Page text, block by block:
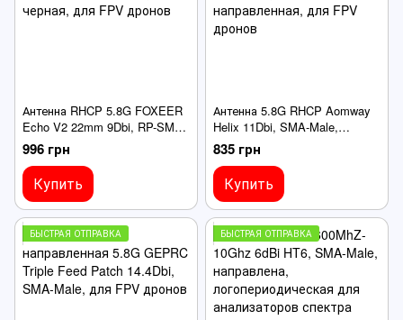
Антенна RHCP 5.8G FOXEER
Echo V2 22mm 9Dbi, RP-SMA-
Male прямой, черная, для
FPV дронов
996 грн
Купить
Антенна 5.8G RHCP Aomway
Helix 11Dbi, SMA-Male,
спирально направленная,
для FPV дронов
835 грн
Купить
БЫСТРАЯ ОТПРАВКА БЫСТРАЯ ОТПРАВКА